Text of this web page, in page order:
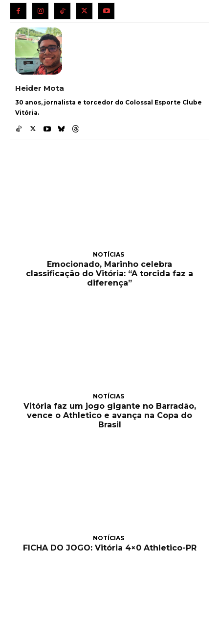
Heider Mota
30 anos, jornalista e torcedor do Colossal Esporte Clube
Vitória.
NOTÍCIAS
Emocionado, Marinho celebra
classificação do Vitória: “A torcida faz a
diferença”
NOTÍCIAS
Vitória faz um jogo gigante no Barradão,
vence o Athletico e avança na Copa do
Brasil
NOTÍCIAS
FICHA DO JOGO: Vitória 4×0 Athletico-PR